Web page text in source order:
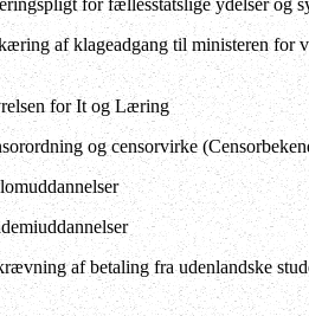
af klageadgang til ministeren for
for It og Læring
og censorvirke
af betaling fra udenlandske